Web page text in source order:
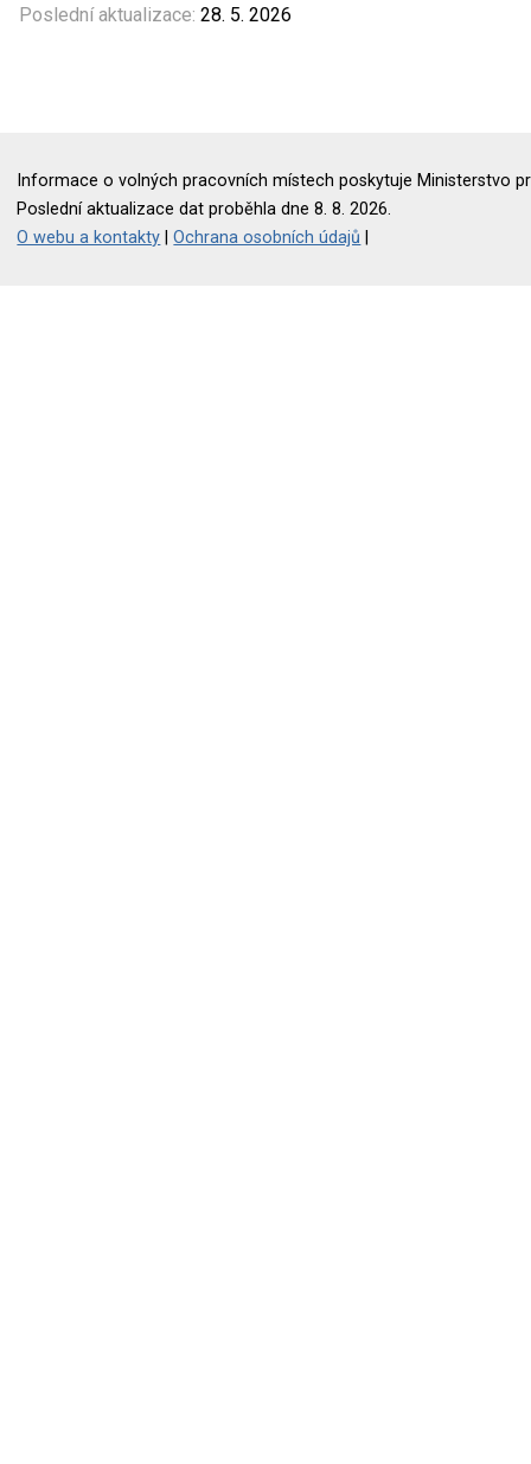
Poslední aktualizace: 28. 5. 2026
Informace o volných pracovních místech poskytuje Ministerstvo
Poslední aktualizace dat proběhla dne 8. 8. 2026.
O webu a kontakty |Ochrana osobních údajů